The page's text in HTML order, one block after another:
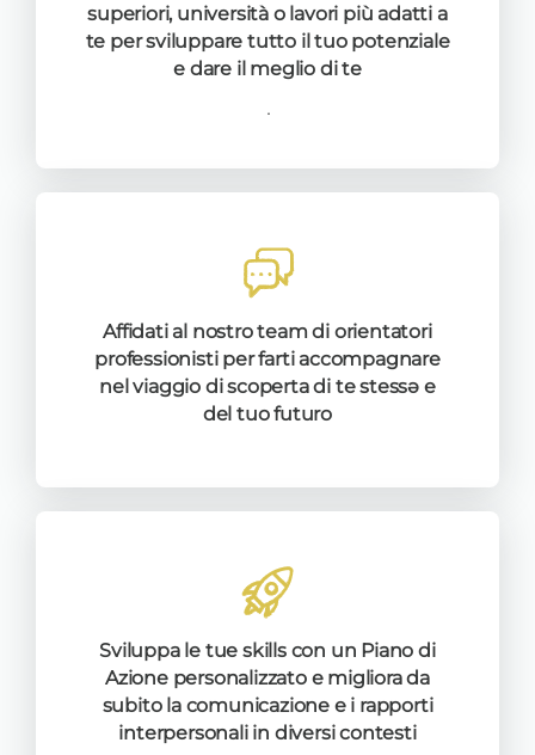
superiori, università o lavori più adatti a
te per sviluppare tutto il tuo potenziale
e dare il meglio di te
.
Affidati al nostro team di orientatori
professionisti per farti accompagnare
nel viaggio di scoperta di te stessə e
del tuo futuro
Sviluppa le tue skills con un Piano di
Azione personalizzato e migliora da
subito la comunicazione e i rapporti
interpersonali in diversi contesti